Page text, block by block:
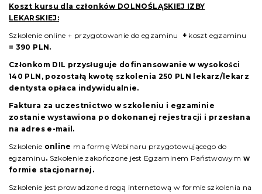
Koszt kursu dla członków DOLNOŚLĄSKIEJ IZBY
LEKARSKIEJ:
Szkolenie online + przygotowanie do egzaminu
+ koszt egzaminu
= 390 PLN.
Członkom DIL przysługuje dofinansowanie w wysokości
140 PLN , pozostałą kwotę szkolenia 250 PLN lekarz/lekarz
dentysta opłaca indywidualnie.
Faktura za uczestnictwo w szkoleniu i egzaminie
zostanie wystawiona po dokonanej rejestracji i przesłana
na adres e-mail.
Szkolenie online ma formę Webinaru przygotowującego do
egzaminu. Szkolenie zakończone jest Egzaminem Państwowym w
formie stacjonarnej.
Szkolenie jest prowadzone drogą internetową w formie szkolenia na